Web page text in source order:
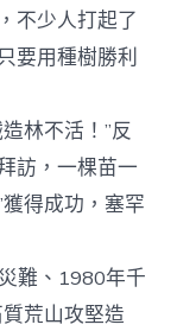
不少人打起了
要用種樹勝利
林不活！”反
訪，一棵苗一
得成功，塞罕
難、1980年千
荒山攻堅造